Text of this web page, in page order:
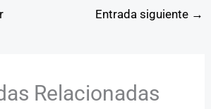
Entrada siguiente →
Relacionadas